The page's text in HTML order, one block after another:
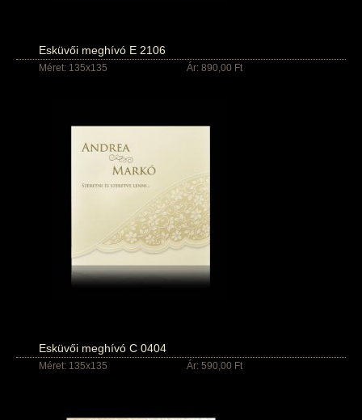
Esküvői meghívó E 2106
Méret: 135x135 Ár: 890,00 Ft
Esküvői meghívó C 0404
Méret: 135x135 Ár: 590,00 Ft